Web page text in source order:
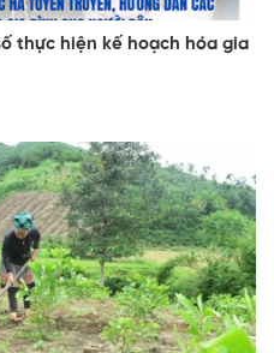
thực hiện kế hoạch hóa gia